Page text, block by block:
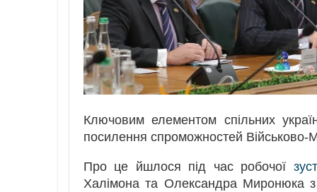
Ключовим елементом спільних
посилення спроможностей
Про це йшлося під час робочої
Халімона та Олександра Миронюка з